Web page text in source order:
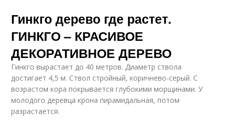
Гинкго дерево где растет.
ГИНКГО – КРАСИВОЕ
ДЕКОРАТИВНОЕ ДЕРЕВО
Гинкго вырастает до 40 метров. Диаметр ствола
достигает 4,5 м. Ствол стройный, коричнево-серый. С
возрастом кора покрывается глубокими морщинами. У
молодого деревца крона пирамидальная, потом
разрастается.